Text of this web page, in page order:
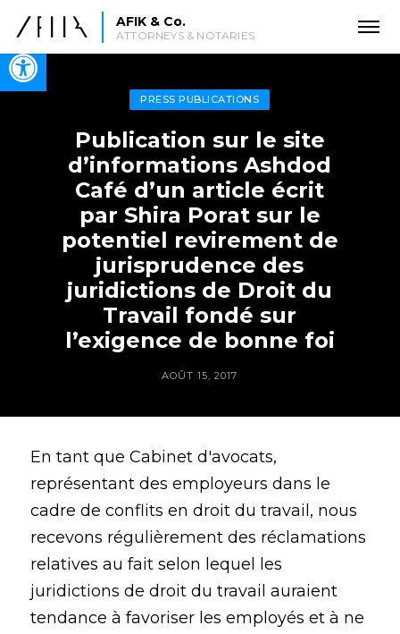
Open toolbar
AFIK & Co.
ATTORNEYS & NOTARIES
PRESS PUBLICATIONS
Publication sur le site
d’informations Ashdod
Café d’un article écrit
par Shira Porat sur le
potentiel revirement de
jurisprudence des
juridictions de Droit du
Travail fondé sur
l’exigence de bonne foi
AOÛT 15, 2017
En tant que Cabinet d'avocats,
représentant des employeurs dans le
cadre de conflits en droit du travail, nous
recevons régulièrement des réclamations
relatives au fait selon lequel les
juridictions de droit du travail auraient
tendance à favoriser les employés et à ne